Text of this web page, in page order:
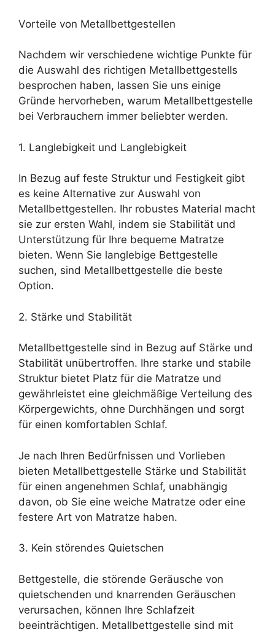
Vorteile von Metallbettgestellen
Nachdem wir verschiedene wichtige Punkte für
die Auswahl des richtigen Metallbettgestells
besprochen haben, lassen Sie uns einige
Gründe hervorheben, warum Metallbettgestelle
bei Verbrauchern immer beliebter werden.
1. Langlebigkeit und Langlebigkeit
In Bezug auf feste Struktur und Festigkeit gibt
es keine Alternative zur Auswahl von
Metallbettgestellen. Ihr robustes Material macht
sie zur ersten Wahl, indem sie Stabilität und
Unterstützung für Ihre bequeme Matratze
bieten. Wenn Sie langlebige Bettgestelle
suchen, sind Metallbettgestelle die beste
Option.
2. Stärke und Stabilität
Metallbettgestelle sind in Bezug auf Stärke und
Stabilität unübertroffen. Ihre starke und stabile
Struktur bietet Platz für die Matratze und
gewährleistet eine gleichmäßige Verteilung des
Körpergewichts, ohne Durchhängen und sorgt
für einen komfortablen Schlaf.
Je nach Ihren Bedürfnissen und Vorlieben
bieten Metallbettgestelle Stärke und Stabilität
für einen angenehmen Schlaf, unabhängig
davon, ob Sie eine weiche Matratze oder eine
festere Art von Matratze haben.
3. Kein störendes Quietschen
Bettgestelle, die störende Geräusche von
quietschenden und knarrenden Geräuschen
verursachen, können Ihre Schlafzeit
beeinträchtigen. Metallbettgestelle sind mit